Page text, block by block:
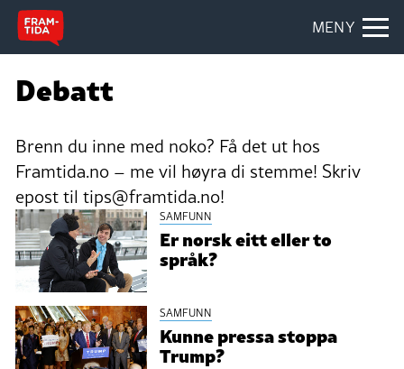
MENY
Debatt
Brenn du inne med noko? Få det ut hos
Framtida.no – me vil høyra di stemme! Skriv
epost til tips@framtida.no!
SAMFUNN
Er norsk eitt eller to
språk?
SAMFUNN
Kunne pressa stoppa
Trump?